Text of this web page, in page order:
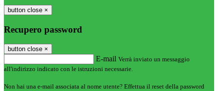
button close ×
Recupero password
button close ×
E-mail Verrà inviato un messaggio
all'indirizzo indicato con le istruzioni necessarie.
Non hai una e-mail associata al nome utente? Effettua il reset della password